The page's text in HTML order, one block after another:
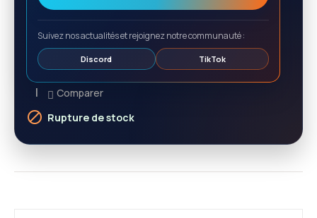
Suivez nos actualités et rejoignez notre communauté :
Discord TikTok
Comparer
 Rupture de stock